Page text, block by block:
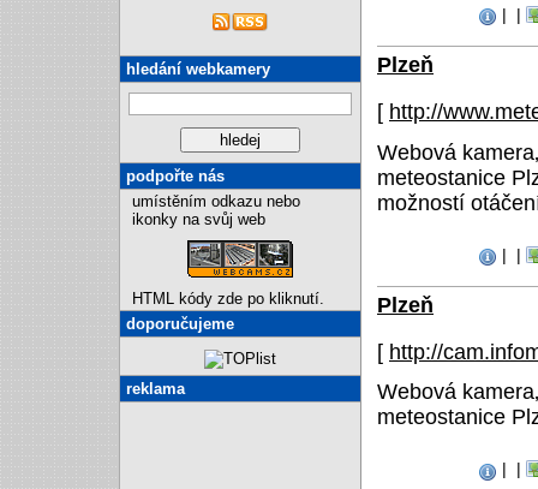
| |
Plzeň
[ http://
Webová
meteostanice
možností
| |
Plzeň
[ http://
Webová
meteostanice
| |
hledání webkamery
podpořte nás
umístěním odkazu nebo
ikonky na svůj web
HTML kódy zde po kliknutí.
doporučujeme
reklama